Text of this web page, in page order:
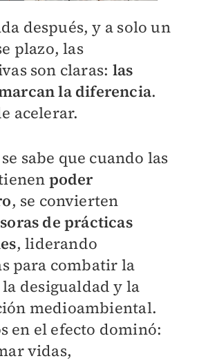
después, y a solo un
plazo, las
son claras: las
la diferencia.
acelerar.
sabe que cuando las
poder
, se convierten
de prácticas
, liderando
para combatir la
desigualdad y la
medioambiental.
en el efecto dominó:
vidas,